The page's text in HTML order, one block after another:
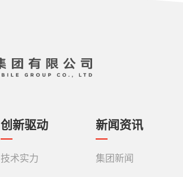
创新驱动
技术实力
新闻资讯
集团新闻